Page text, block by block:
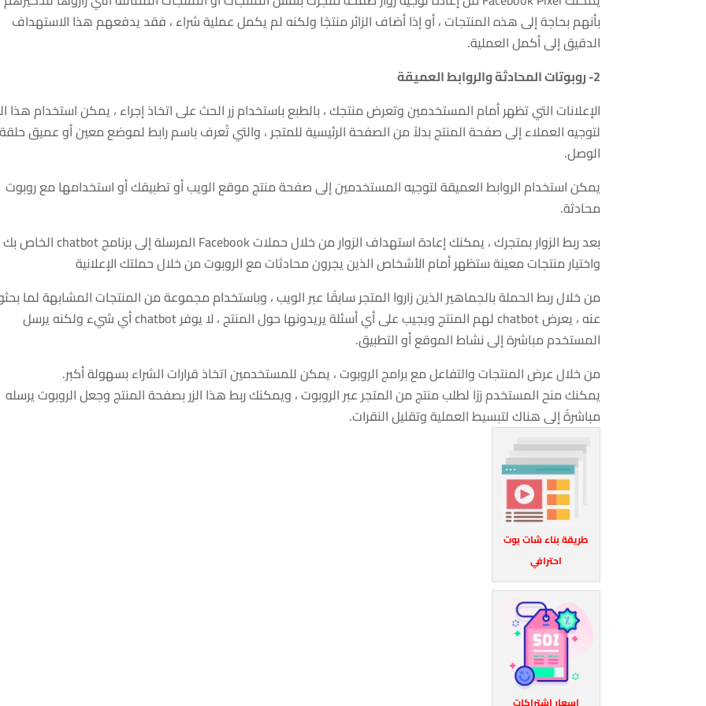
بأنهم بحاجة إلى هذه المنتجات ، أو إذا أضاف الزائر منتجًا ولكنه لم يكمل عملية شراء ، فقد يدفعهم هذا الاستهداف
الدقيق إلى أكمل العملية.
2- روبوتات المحادثة والروابط العميقة
الإعلانات التي تظهر أمام المستخدمين وتعرض منتجك ، بالطبع باستخدام زر الحث على اتخاذ إجراء ، يمكن استخدام هذا
لتوجيه العملاء إلى صفحة المنتج بدلاً من الصفحة الرئيسية للمتجر ، والتي تُعرف باسم رابط لموضع معين أو عميق
الوصل.
يمكن استخدام الروابط العميقة لتوجيه المستخدمين إلى صفحة منتج موقع الويب أو تطبيقك أو استخدامها مع روبوت
محادثة.
بعد ربط الزوار بمتجرك ، يمكنك إعادة استهداف الزوار من خلال حملات Facebook المرسلة إلى برنامج chatbot الخاص بك
واختيار منتجات معينة ستظهر أمام الأشخاص الذين يجرون محادثات مع الروبوت من خلال حملتك الإعلانية
من خلال ربط الحملة بالجماهير الذين زاروا المتجر سابقًا عبر الويب ، وباستخدام مجموعة من المنتجات المشابهة لما
عنه ، يعرض chatbot لهم المنتج ويجيب على أي أسئلة يريدونها حول المنتج ، لا يوفر chatbot أي شيء ولكنه يرسل
المستخدم مباشرة إلى نشاط الموقع أو التطبيق.
من خلال عرض المنتجات والتفاعل مع برامج الروبوت ، يمكن للمستخدمين اتخاذ قرارات الشراء بسهولة أكبر.
يمكنك منح المستخدم زرًا لطلب منتج من المتجر عبر الروبوت ، ويمكنك ربط هذا الزر بصفحة المنتج وجعل الروبوت يرسله
مباشرةً إلى هناك لتبسيط العملية وتقليل النقرات.
طريقة بناء شات بوت
احترافي